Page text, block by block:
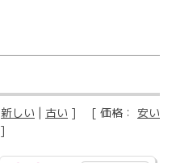
新しい | 古い ] [ 価格： 安い
]